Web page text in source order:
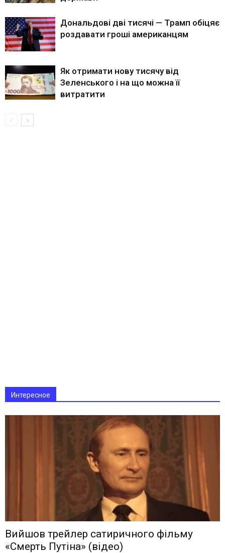
Дональдові дві тисячі — Трамп обіцяє
роздавати гроші американцям
Як отримати нову тисячу від
Зеленського і на що можна її
витратити
Интересное
Вийшов трейлер сатиричного фільму
«Смерть Путіна» (відео)